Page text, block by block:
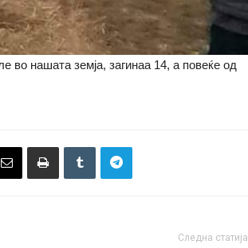
во нашата земја, загинаа 14, а повеќе од
Следна статија